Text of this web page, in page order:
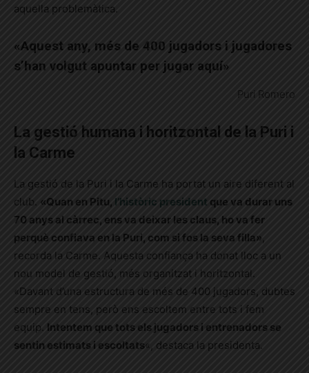
aquella problemàtica.
«Aquest any, més de 400 jugadors i jugadores
s’han volgut apuntar per jugar aquí»
Puri Romero
La gestió humana i horitzontal de la Puri i
la Carme
La gestió de la Puri i la Carme ha portat un aire diferent al
club. «Quan en Pitu, l’històric president que va durar uns
70 anys al càrrec, ens va deixar les claus, ho va fer
perquè confiava en la Puri, com si fos la seva filla»,
recorda la Carme. Aquesta confiança ha donat lloc a un
nou model de gestió, més organitzat i horitzontal.
«Davant d’una estructura de més de 400 jugadors, dubtes
sempre en tens, però ens escoltem entre tots i fem
equip. Intentem que tots els jugadors i entrenadors se
sentin estimats i escoltats«, destaca la presidenta.